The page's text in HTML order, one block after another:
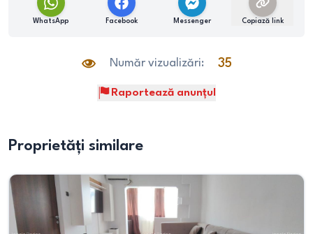
WhatsApp Facebook Messenger Copiază link
Număr vizualizări: 35
Raportează anunțul
Proprietăți similare